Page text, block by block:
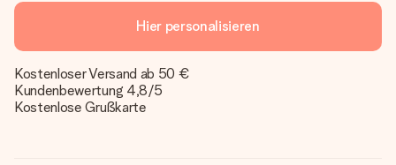
Hier personalisieren
Kostenloser Versand ab 50 €
Kundenbewertung 4,8/5
Kostenlose Grußkarte